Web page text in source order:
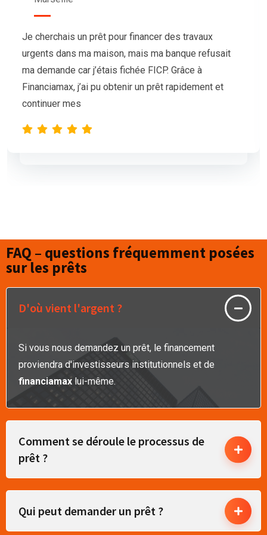
Nous avions besoin de trésorerie pour notre
association afin d’organiser un grand événement,
mais nos demandes de prêt étaient sans succès.
L’équipe de Financiamax a été très professionnelle
et compréhensive, et nous a proposé
FAQ – questions fréquemment posées
sur les prêts
D'où vient l'argent ?
Si vous nous demandez un prêt, le financement
proviendra d'investisseurs institutionnels et de
financiamax lui-même.
Comment se déroule le processus de
prêt ?
Qui peut demander un prêt ?